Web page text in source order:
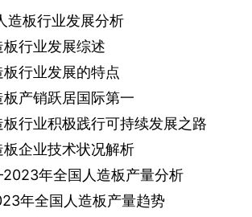
造板行业发展分析
行业发展综述
行业发展的特点
产销跃居国际第一
板行业积极践行可持续发展之路
企业技术状况解析
2023年全国人造板产量分析
年全国人造板产量趋势